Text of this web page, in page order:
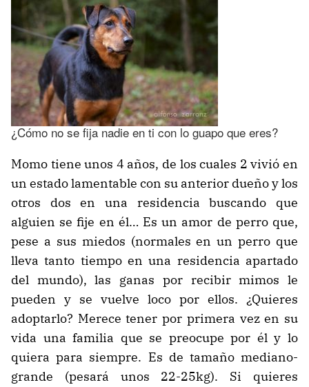
¿Cómo no se fija nadie en ti con lo guapo que eres?
Momo tiene unos 4 años, de los cuales 2 vivió en
un estado lamentable con su anterior dueño y los
otros dos en una residencia buscando que
alguien se fije en él… Es un amor de perro que,
pese a sus miedos (normales en un perro que
lleva tanto tiempo en una residencia apartado
del mundo), las ganas por recibir mimos le
pueden y se vuelve loco por ellos. ¿Quieres
adoptarlo? Merece tener por primera vez en su
vida una familia que se preocupe por él y lo
quiera para siempre. Es de tamaño mediano-
grande (pesará unos 22-25kg). Si quieres